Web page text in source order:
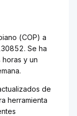
(COP) a
Se ha
y un
de
herramienta